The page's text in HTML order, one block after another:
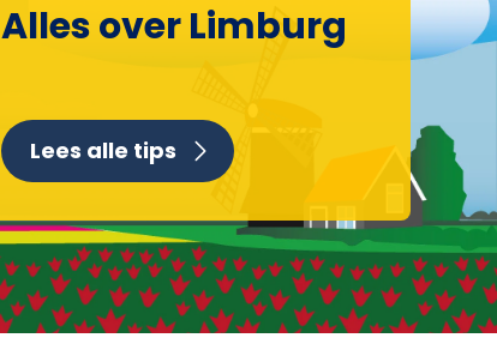
Alles over Limburg
Lees alle tips